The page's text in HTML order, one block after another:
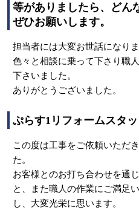
等がありましたら、どん
ぜひお願いします。
担当者には大変お世話になりま
色々と相談に乗って下さり職
下さいました。
ありがとうございました。
ぷらす1リフォームスタ
この度は工事をご依頼いただ
た。
お客様とのお打ち合わせを通
と、また職人の作業にご満足
し、大変光栄に思います。